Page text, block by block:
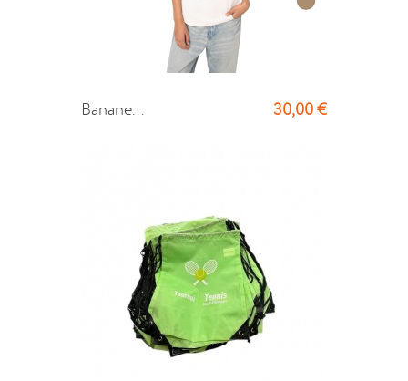
Banane... 30,00 €